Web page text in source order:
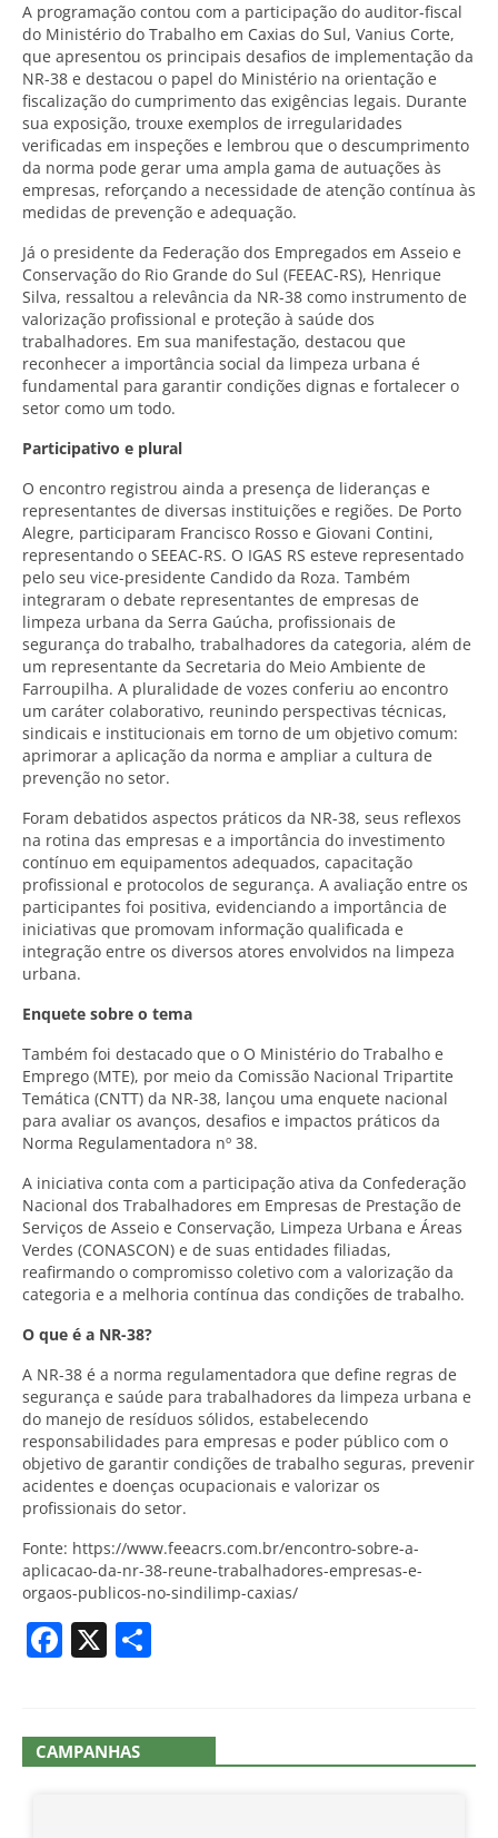
A programação contou com a participação do auditor-fiscal
do Ministério do Trabalho em Caxias do Sul, Vanius Corte,
que apresentou os principais desafios de implementação da
NR-38 e destacou o papel do Ministério na orientação e
fiscalização do cumprimento das exigências legais. Durante
sua exposição, trouxe exemplos de irregularidades
verificadas em inspeções e lembrou que o descumprimento
da norma pode gerar uma ampla gama de autuações às
empresas, reforçando a necessidade de atenção contínua às
medidas de prevenção e adequação.
Já o presidente da Federação dos Empregados em Asseio e
Conservação do Rio Grande do Sul (FEEAC-RS), Henrique
Silva, ressaltou a relevância da NR-38 como instrumento de
valorização profissional e proteção à saúde dos
trabalhadores. Em sua manifestação, destacou que
reconhecer a importância social da limpeza urbana é
fundamental para garantir condições dignas e fortalecer o
setor como um todo.
Participativo e plural
O encontro registrou ainda a presença de lideranças e
representantes de diversas instituições e regiões. De Porto
Alegre, participaram Francisco Rosso e Giovani Contini,
representando o SEEAC-RS. O IGAS RS esteve representado
pelo seu vice-presidente Candido da Roza. Também
integraram o debate representantes de empresas de
limpeza urbana da Serra Gaúcha, profissionais de
segurança do trabalho, trabalhadores da categoria, além de
um representante da Secretaria do Meio Ambiente de
Farroupilha. A pluralidade de vozes conferiu ao encontro
um caráter colaborativo, reunindo perspectivas técnicas,
sindicais e institucionais em torno de um objetivo comum:
aprimorar a aplicação da norma e ampliar a cultura de
prevenção no setor.
Foram debatidos aspectos práticos da NR-38, seus reflexos
na rotina das empresas e a importância do investimento
contínuo em equipamentos adequados, capacitação
profissional e protocolos de segurança. A avaliação entre os
participantes foi positiva, evidenciando a importância de
iniciativas que promovam informação qualificada e
integração entre os diversos atores envolvidos na limpeza
urbana.
Enquete sobre o tema
Também foi destacado que o O Ministério do Trabalho e
Emprego (MTE), por meio da Comissão Nacional Tripartite
Temática (CNTT) da NR-38, lançou uma enquete nacional
para avaliar os avanços, desafios e impactos práticos da
Norma Regulamentadora nº 38.
A iniciativa conta com a participação ativa da Confederação
Nacional dos Trabalhadores em Empresas de Prestação de
Serviços de Asseio e Conservação, Limpeza Urbana e Áreas
Verdes (CONASCON) e de suas entidades filiadas,
reafirmando o compromisso coletivo com a valorização da
categoria e a melhoria contínua das condições de trabalho.
O que é a NR-38?
A NR-38 é a norma regulamentadora que define regras de
segurança e saúde para trabalhadores da limpeza urbana e
do manejo de resíduos sólidos, estabelecendo
responsabilidades para empresas e poder público com o
objetivo de garantir condições de trabalho seguras, prevenir
acidentes e doenças ocupacionais e valorizar os
profissionais do setor.
Fonte: https://www.feeacrs.com.br/encontro-sobre-a-
aplicacao-da-nr-38-reune-trabalhadores-empresas-e-
orgaos-publicos-no-sindilimp-caxias/
Facebook
X
CAMPANHAS